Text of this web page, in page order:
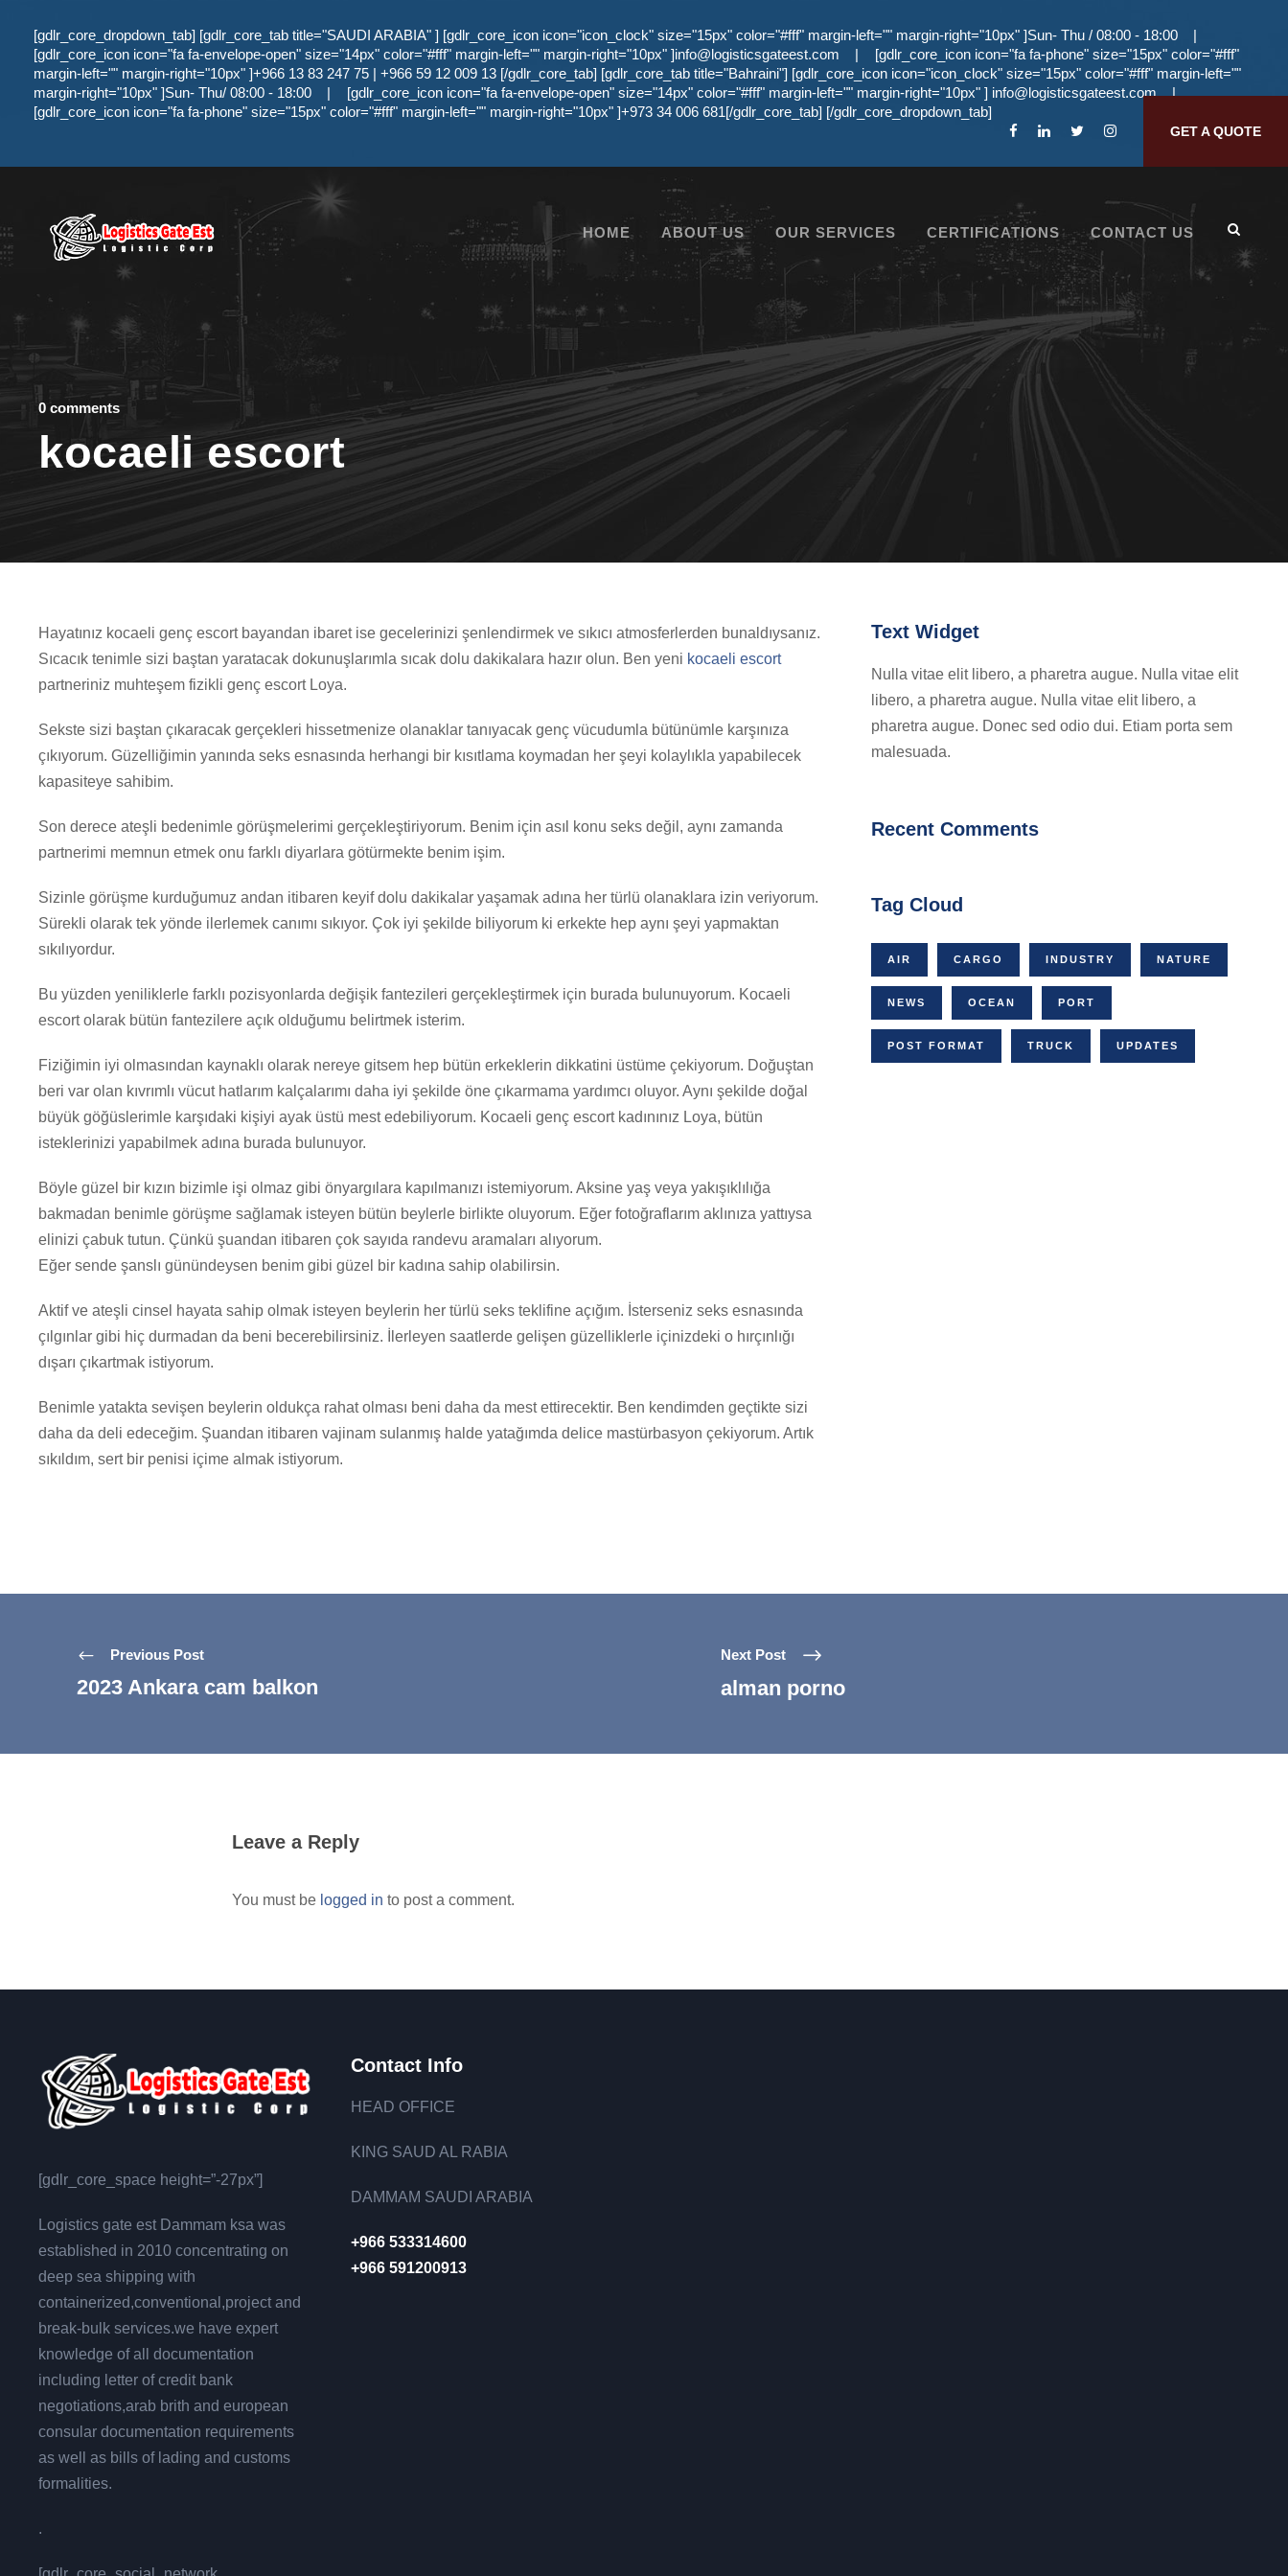
[gdlr_core_dropdown_tab] [gdlr_core_tab title="SAUDI ARABIA" ] [gdlr_core_icon icon="icon_clock" size="15px" color="#fff" margin-left="" margin-right="10px" ]Sun- Thu / 08:00 - 18:00
|
[gdlr_core_icon icon="fa fa-envelope-open" size="14px" color="#fff" margin-left="" margin-right="10px" ]info@logisticsgateest.com |
[gdlr_core_icon icon="fa fa-phone" size="15px" color="#fff"
margin-left="" margin-right="10px" ]+966 13 83 247 75 | +966 59 12 009 13 [/gdlr_core_tab] [gdlr_core_tab title="Bahraini"] [gdlr_core_icon icon="icon_clock" size="15px" color="#fff" margin-left=""
margin-right="10px" ]Sun- Thu/ 08:00 - 18:00
| [gdlr_core_icon icon="fa fa-envelope-open" size="14px" color="#fff" margin-left="" margin-right="10px" ] info@logisticsgateest.com
|
[gdlr_core_icon icon="fa fa-phone" size="15px" color="#fff" margin-left="" margin-right="10px" ]+973 34 006 681[/gdlr_core_tab] [/gdlr_core_dropdown_tab]
GET A QUOTE
HOME ABOUT US OUR SERVICES CERTIFICATIONS CONTACT US
0 comments
kocaeli escort
Hayatınız kocaeli genç escort bayandan ibaret ise gecelerinizi şenlendirmek ve sıkıcı atmosferlerden bunaldıysanız.
Sıcacık tenimle sizi baştan yaratacak dokunuşlarımla sıcak dolu dakikalara hazır olun. Ben yeni kocaeli escort
partneriniz muhteşem fizikli genç escort Loya.
Sekste sizi baştan çıkaracak gerçekleri hissetmenize olanaklar tanıyacak genç vücudumla bütünümle karşınıza
çıkıyorum. Güzelliğimin yanında seks esnasında herhangi bir kısıtlama koymadan her şeyi kolaylıkla yapabilecek
kapasiteye sahibim.
Son derece ateşli bedenimle görüşmelerimi gerçekleştiriyorum. Benim için asıl konu seks değil, aynı zamanda
partnerimi memnun etmek onu farklı diyarlara götürmekte benim işim.
Sizinle görüşme kurduğumuz andan itibaren keyif dolu dakikalar yaşamak adına her türlü olanaklara izin veriyorum.
Sürekli olarak tek yönde ilerlemek canımı sıkıyor. Çok iyi şekilde biliyorum ki erkekte hep aynı şeyi yapmaktan
sıkılıyordur.
Bu yüzden yeniliklerle farklı pozisyonlarda değişik fantezileri gerçekleştirmek için burada bulunuyorum. Kocaeli
escort olarak bütün fantezilere açık olduğumu belirtmek isterim.
Fiziğimin iyi olmasından kaynaklı olarak nereye gitsem hep bütün erkeklerin dikkatini üstüme çekiyorum. Doğuştan
beri var olan kıvrımlı vücut hatlarım kalçalarımı daha iyi şekilde öne çıkarmama yardımcı oluyor. Aynı şekilde doğal
büyük göğüslerimle karşıdaki kişiyi ayak üstü mest edebiliyorum. Kocaeli genç escort kadınınız Loya, bütün
isteklerinizi yapabilmek adına burada bulunuyor.
Böyle güzel bir kızın bizimle işi olmaz gibi önyargılara kapılmanızı istemiyorum. Aksine yaş veya yakışıklılığa
bakmadan benimle görüşme sağlamak isteyen bütün beylerle birlikte oluyorum. Eğer fotoğraflarım aklınıza yattıysa
elinizi çabuk tutun. Çünkü şuandan itibaren çok sayıda randevu aramaları alıyorum.
Eğer sende şanslı günündeysen benim gibi güzel bir kadına sahip olabilirsin.
Aktif ve ateşli cinsel hayata sahip olmak isteyen beylerin her türlü seks teklifine açığım. İsterseniz seks esnasında
çılgınlar gibi hiç durmadan da beni becerebilirsiniz. İlerleyen saatlerde gelişen güzelliklerle içinizdeki o hırçınlığı
dışarı çıkartmak istiyorum.
Benimle yatakta sevişen beylerin oldukça rahat olması beni daha da mest ettirecektir. Ben kendimden geçtikte sizi
daha da deli edeceğim. Şuandan itibaren vajinam sulanmış halde yatağımda delice mastürbasyon çekiyorum. Artık
sıkıldım, sert bir penisi içime almak istiyorum.
Text Widget
Nulla vitae elit libero, a pharetra augue. Nulla vitae elit
libero, a pharetra augue. Nulla vitae elit libero, a
pharetra augue. Donec sed odio dui. Etiam porta sem
malesuada.
Recent Comments
Tag Cloud
AIR CARGO INDUSTRY NATURE
NEWS OCEAN PORT
POST FORMAT TRUCK UPDATES
Previous Post
2023 Ankara cam balkon
Next Post
alman porno
Leave a Reply
You must be logged in to post a comment.
[gdlr_core_space height=”-27px”]
Logistics gate est Dammam ksa was
established in 2010 concentrating on
deep sea shipping with
containerized,conventional,project and
break-bulk services.we have expert
knowledge of all documentation
including letter of credit bank
negotiations,arab brith and european
consular documentation requirements
as well as bills of lading and customs
formalities.
.
Contact Info
HEAD OFFICE
KING SAUD AL RABIA
DAMMAM SAUDI ARABIA
+966 533314600
+966 591200913